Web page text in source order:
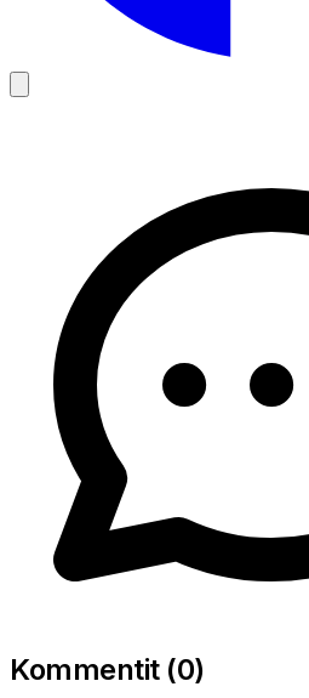
Kommentit (0)